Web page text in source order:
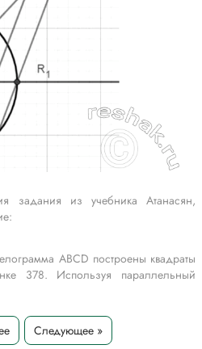
задания из учебника Атанасян,
ABCD построены квадраты
378. Используя параллельный
соединяющий центры этих
стороне AD.
Следующее »